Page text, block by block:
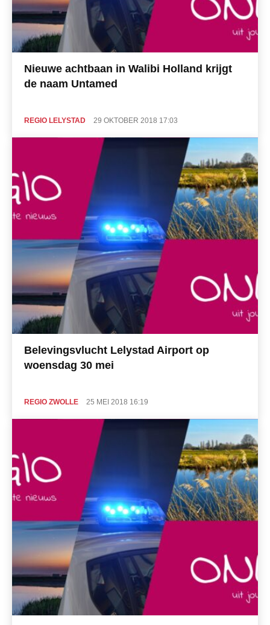
Nieuwe achtbaan in Walibi Holland krijgt
de naam Untamed
REGIO LELYSTAD 29 OKTOBER 2018 17:03
Belevingsvlucht Lelystad Airport op
woensdag 30 mei
REGIO ZWOLLE 25 MEI 2018 16:19